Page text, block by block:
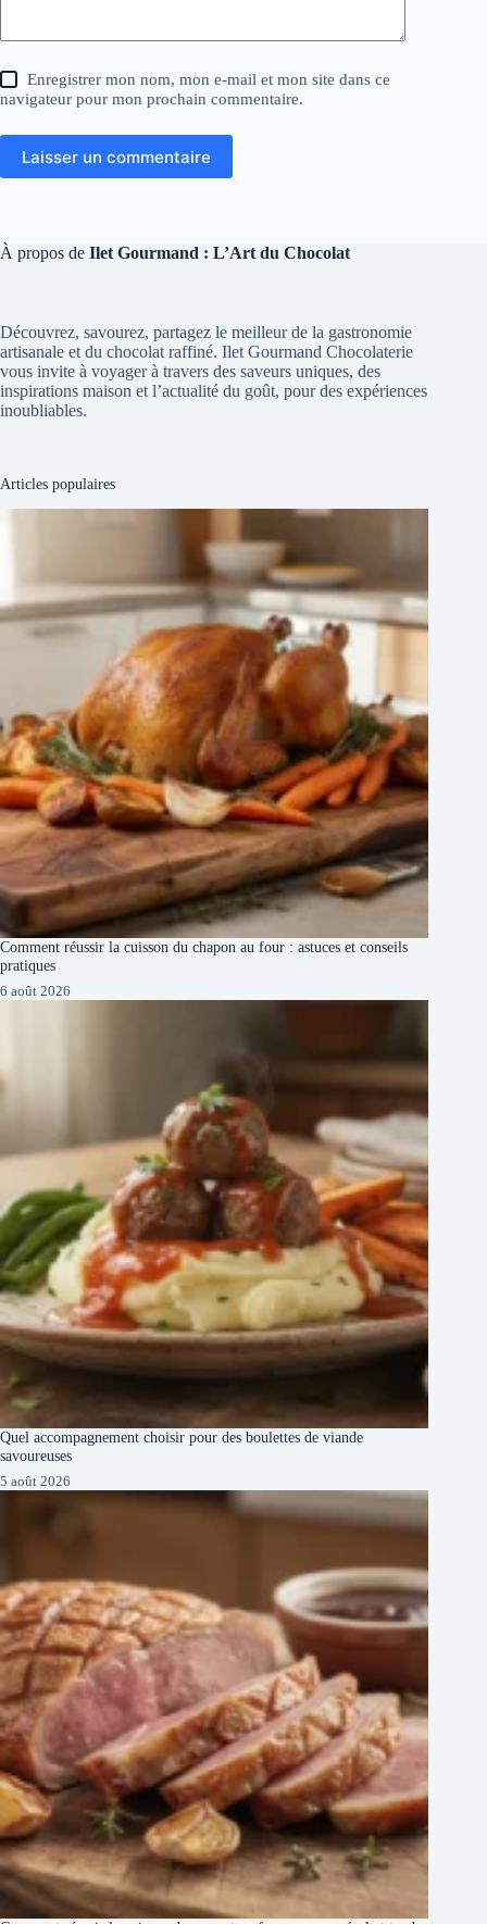
Enregistrer mon nom, mon e-mail et mon site dans ce
navigateur pour mon prochain commentaire.
Laisser un commentaire
À propos de Ilet Gourmand : L’Art du Chocolat
Découvrez, savourez, partagez le meilleur de la gastronomie
artisanale et du chocolat raffiné. Ilet Gourmand Chocolaterie
vous invite à voyager à travers des saveurs uniques, des
inspirations maison et l’actualité du goût, pour des expériences
inoubliables.
Articles populaires
Comment réussir la cuisson du chapon au four : astuces et conseils
pratiques
6 août 2026
Quel accompagnement choisir pour des boulettes de viande
savoureuses
5 août 2026